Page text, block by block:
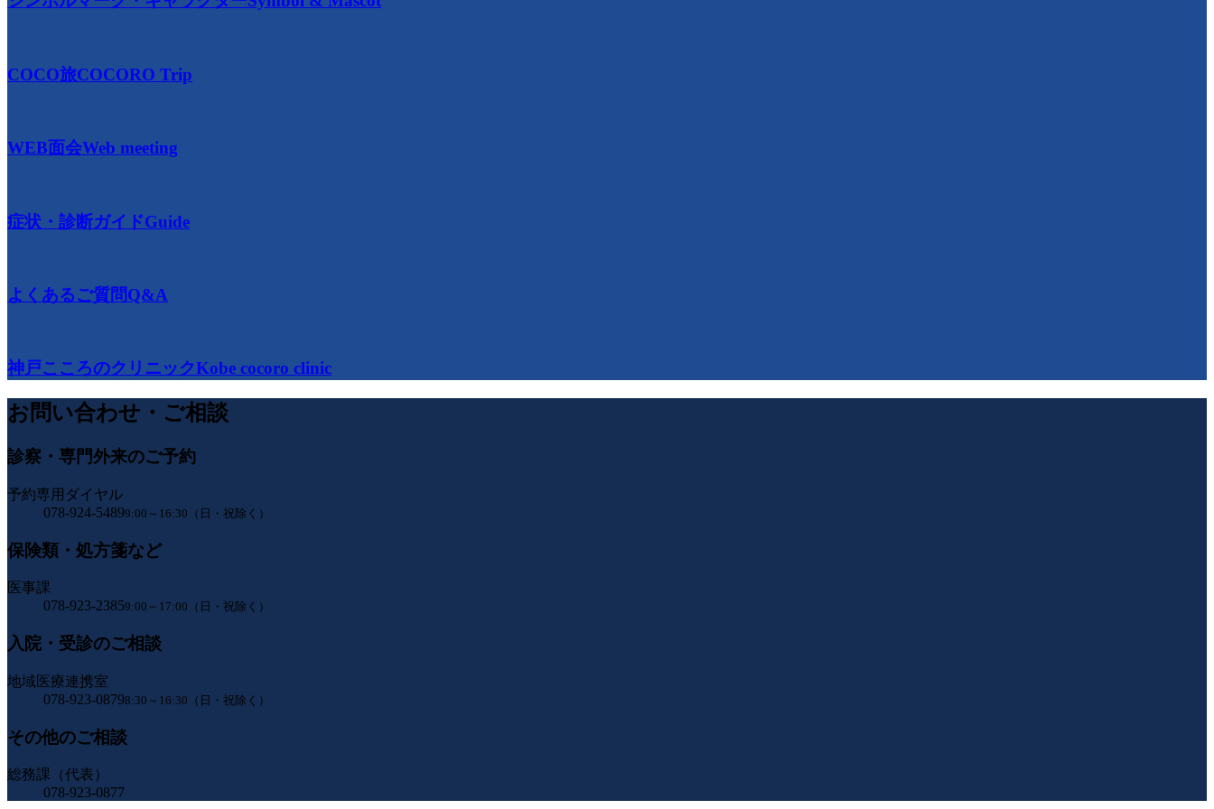
COCO旅COCORO Trip
WEB面会Web meeting
症状・診断ガイドGuide
よくあるご質問Q&A
神戸こころのクリニックKobe cocoro clinic
お問い合わせ・ご相談
診察・専門外来のご予約
予約専用ダイヤル
078-924-54899:00～16:30（日・祝除く）
保険類・処方箋など
医事課
078-923-23859:00～17:00（日・祝除く）
入院・受診のご相談
地域医療連携室
078-923-08798:30～16:30（日・祝除く）
その他のご相談
総務課（代表）
078-923-0877